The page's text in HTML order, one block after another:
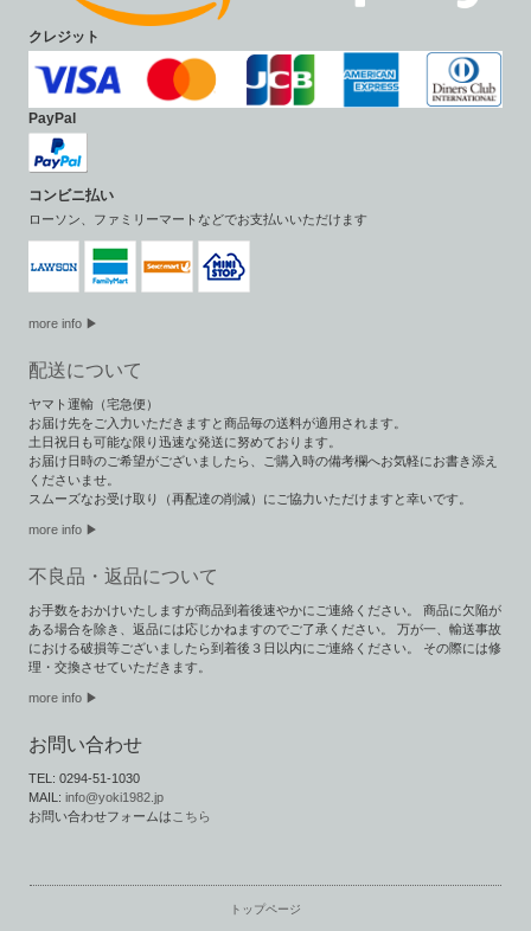
クレジット
PayPal
コンビニ払い
ローソン、ファミリーマートなどでお支払いいただけます
more info ▶
配送について
ヤマト運輸（宅急便）
お届け先をご入力いただきますと商品毎の送料が適用されます。
土日祝日も可能な限り迅速な発送に努めております。
お届け日時のご希望がございましたら、ご購入時の備考欄へお気軽にお書き添え
くださいませ。
スムーズなお受け取り（再配達の削減）にご協力いただけますと幸いです。
more info ▶︎
不良品・返品について
お手数をおかけいたしますが商品到着後速やかにご連絡ください。 商品に欠陥が
ある場合を除き、返品には応じかねますのでご了承ください。 万が一、輸送事故
における破損等ございましたら到着後３日以内にご連絡ください。 その際には修
理・交換させていただきます。
more info ▶
お問い合わせ
TEL: 0294-51-1030
MAIL:info@yoki1982.jp
お問い合わせフォームはこちら
トップページ